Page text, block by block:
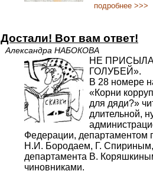
подробнее >>>
Достали! Вот вам ответ!
Александра НАБОКОВА
НЕ
ГОЛУБЕЙ».
В 28 номере
«Корни
для дяди?»
длительной,
Федерации, департаментом
Н.И. Бородаем, Г. Спириным,
департамента В.
чиновниками.